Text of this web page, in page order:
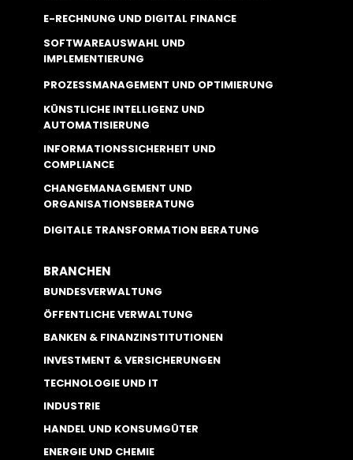
E-RECHNUNG UND DIGITAL FINANCE
SOFTWAREAUSWAHL UND
IMPLEMENTIERUNG
PROZESSMANAGEMENT UND OPTIMIERUNG
KÜNSTLICHE INTELLIGENZ UND
AUTOMATISIERUNG
INFORMATIONSSICHERHEIT UND
COMPLIANCE
CHANGEMANAGEMENT UND
ORGANISATIONSBERATUNG
DIGITALE TRANSFORMATION BERATUNG
BRANCHEN
BUNDESVERWALTUNG
ÖFFENTLICHE VERWALTUNG
BANKEN & FINANZINSTITUTIONEN
INVESTMENT & VERSICHERUNGEN
TECHNOLOGIE UND IT
INDUSTRIE
HANDEL UND KONSUMGÜTER
ENERGIE UND CHEMIE